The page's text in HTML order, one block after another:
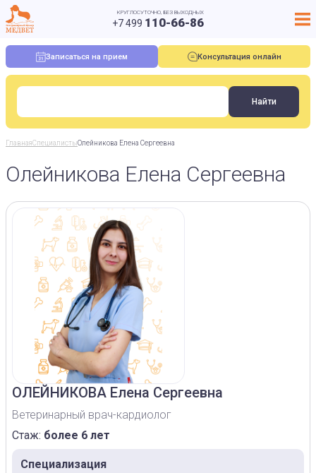
КРУГЛОСУТОЧНО, БЕЗ ВЫХОДНЫХ
+7 499 110-66-86
Записаться на прием Консультация онлайн
ГлавнаяСпециалистыОлейникова Елена Сергеевна
Олейникова Елена Сергеевна
ОЛЕЙНИКОВА Елена Сергеевна
Ветеринарный врач-кардиолог
Стаж: более 6 лет
Специализация